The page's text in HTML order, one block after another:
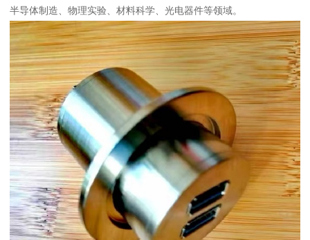
半导体制造、物理实验、材料科学、光电器件等领域。